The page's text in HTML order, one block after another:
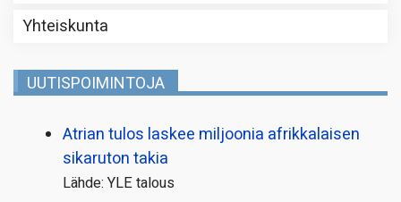
Yhteiskunta
UUTISPOIMINTOJA
Atrian tulos laskee miljoonia afrikkalaisen
sikaruton takia
Lähde: YLE talous